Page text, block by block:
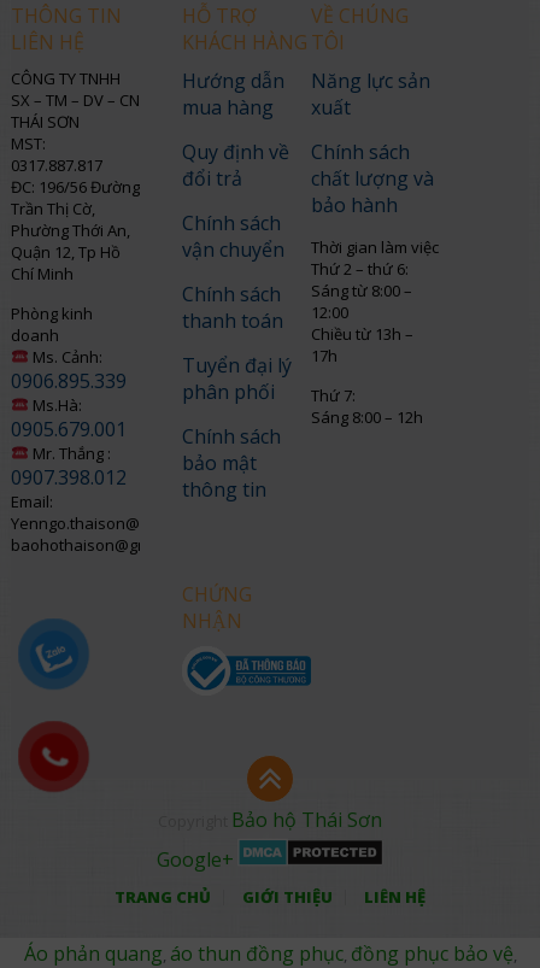
THÔNG TIN
LIÊN HỆ
CÔNG TY TNHH
SX – TM – DV – CN
THÁI SƠN
MST:
0317.887.817
ĐC: 196/56 Đường
Trần Thị Cờ,
Phường Thới An,
Quận 12, Tp Hồ
Chí Minh
Phòng kinh
doanh
Ms. Cảnh:
0906.895.339
Ms.Hà:
0905.679.001
Mr. Thắng :
0907.398.012
Email:
Yenngo.thaison@gmail.com
baohothaison@gmail.com
HỖ TRỢ
KHÁCH HÀNG
Hướng dẫn
mua hàng
Quy định về
đổi trả
Chính sách
vận chuyển
Chính sách
thanh toán
Tuyển đại lý
phân phối
Chính sách
bảo mật
thông tin
CHỨNG
NHẬN
VỀ CHÚNG
TÔI
Năng lực sản
xuất
Chính sách
chất lượng và
bảo hành
Thời gian làm việc
Thứ 2 – thứ 6:
Sáng từ 8:00 –
12:00
Chiều từ 13h –
17h
Thứ 7:
Sáng 8:00 – 12h
Bảo hộ Thái Sơn
Google+
TRANG CHỦ GIỚI THIỆU LIÊN HỆ
Áo phản quang, áo thun đồng phục, đồng phục bảo vệ,